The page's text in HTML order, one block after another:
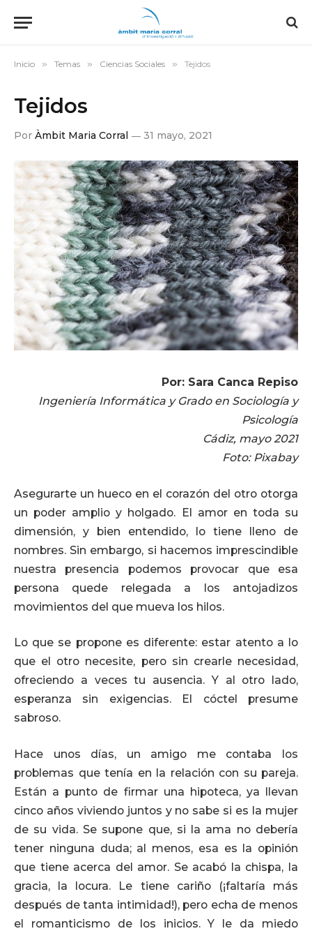
Inicio » Temas » Ciencias Sociales » Tejidos
Tejidos
Por Àmbit Maria Corral 31 mayo, 2021
Por: Sara Canca Repiso
Ingeniería Informática y Grado en Sociología y
Psicología
Cádiz, mayo 2021
Foto: Pixabay
Asegurarte un hueco en el corazón del otro otorga
un poder amplio y holgado. El amor en toda su
dimensión, y bien entendido, lo tiene lleno de
nombres. Sin embargo, si hacemos imprescindible
nuestra presencia podemos provocar que esa
persona quede relegada a los antojadizos
movimientos del que mueva los hilos.
Lo que se propone es diferente: estar atento a lo
que el otro necesite, pero sin crearle necesidad,
ofreciendo a veces tu ausencia. Y al otro lado,
esperanza sin exigencias. El cóctel presume
sabroso.
Hace unos días, un amigo me contaba los
problemas que tenía en la relación con su pareja.
Están a punto de firmar una hipoteca, ya llevan
cinco años viviendo juntos y no sabe si es la mujer
de su vida. Se supone que, si la ama no debería
tener ninguna duda; al menos, esa es la opinión
que tiene acerca del amor. Se acabó la chispa, la
gracia, la locura. Le tiene cariño (¡faltaría más
después de tanta intimidad!), pero echa de menos
el romanticismo de los inicios. Y le da miedo